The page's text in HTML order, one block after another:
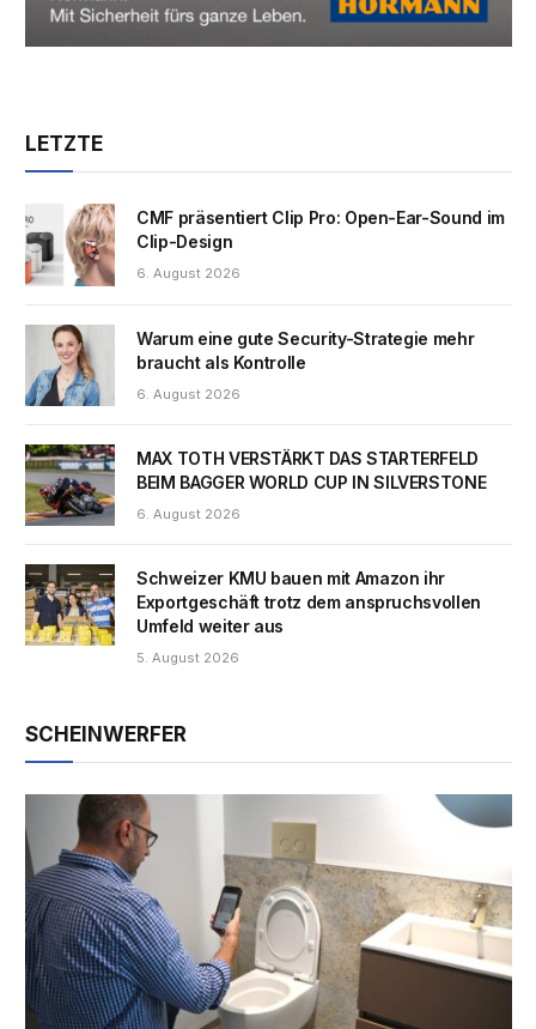
LETZTE
CMF präsentiert Clip Pro: Open-Ear-Sound im
Clip-Design
6. August 2026
Warum eine gute Security-Strategie mehr
braucht als Kontrolle
6. August 2026
MAX TOTH VERSTÄRKT DAS STARTERFELD
BEIM BAGGER WORLD CUP IN SILVERSTONE
6. August 2026
Schweizer KMU bauen mit Amazon ihr
Exportgeschäft trotz dem anspruchsvollen
Umfeld weiter aus
5. August 2026
SCHEINWERFER